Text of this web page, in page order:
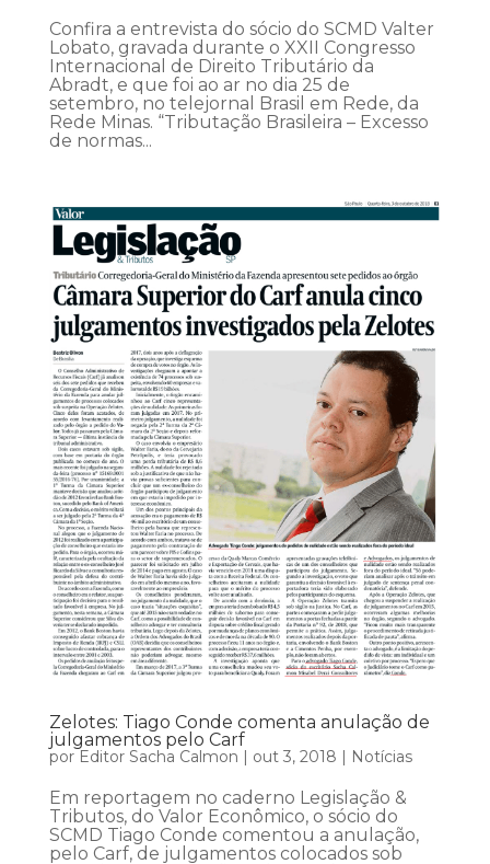
Confira a entrevista do sócio do SCMD Valter
Lobato, gravada durante o XXII Congresso
Internacional de Direito Tributário da
Abradt, e que foi ao ar no dia 25 de
setembro, no telejornal Brasil em Rede, da
Rede Minas. “Tributação Brasileira – Excesso
de normas...
Zelotes: Tiago Conde comenta anulação de
julgamentos pelo Carf
por Editor Sacha Calmon | out 3, 2018 | Notícias
Em reportagem no caderno Legislação &
Tributos, do Valor Econômico, o sócio do
SCMD Tiago Conde comentou a anulação,
pelo Carf, de julgamentos colocados sob